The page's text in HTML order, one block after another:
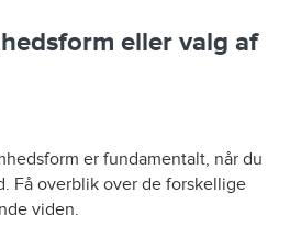
eller valg af
er fundamentalt, når du
Få overblik over de forskellige
viden.